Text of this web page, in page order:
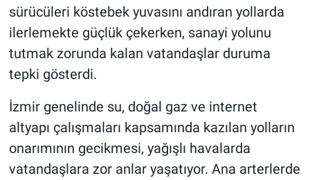
sürücüleri köstebek yuvasını andıran yollarda
ilerlemekte güçlük çekerken, sanayi yolunu
tutmak zorunda kalan vatandaşlar duruma
tepki gösterdi.
İzmir genelinde su, doğal gaz ve internet
altyapı çalışmaları kapsamında kazılan yolların
onarımının gecikmesi, yağışlı havalarda
vatandaşlara zor anlar yaşatıyor. Ana arterlerde